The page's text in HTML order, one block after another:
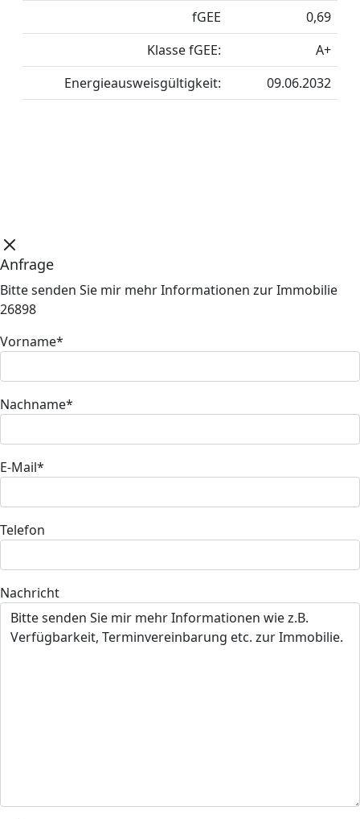
fGEE
0,69
Klasse fGEE:
A+
Energieausweisgültigkeit:
09.06.2032
Anfrage
Bitte senden Sie mir mehr Informationen zur Immobilie
26898
Vorname*
Nachname*
E-Mail*
Telefon
Nachricht